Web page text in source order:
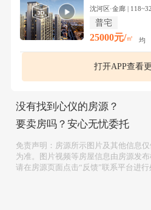
沈河区·金廊 |
普宅
25000元/㎡ 均
打开APP查看
没有找到心仪的房源？
要卖房吗？安心无忧委托
免责声明：房源所示图片及其他信息
为准。图片视频等房屋信息由房源发
请在房源页面点击“反馈”联系平台进行